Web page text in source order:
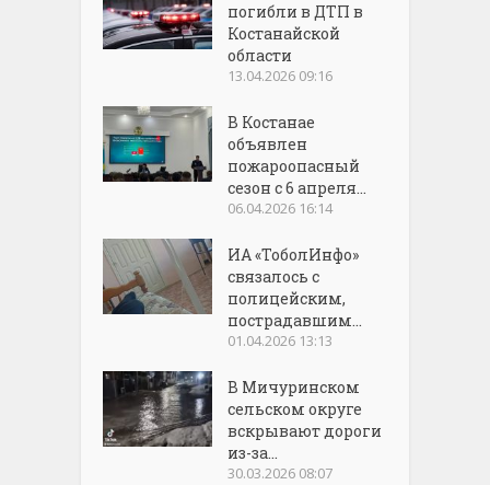
погибли в ДТП в
Костанайской
области
13.04.2026 09:16
В Костанае
объявлен
пожароопасный
сезон с 6 апреля...
06.04.2026 16:14
ИА «ТоболИнфо»
связалось с
полицейским,
пострадавшим...
01.04.2026 13:13
В Мичуринском
сельском округе
вскрывают дороги
из-за...
30.03.2026 08:07